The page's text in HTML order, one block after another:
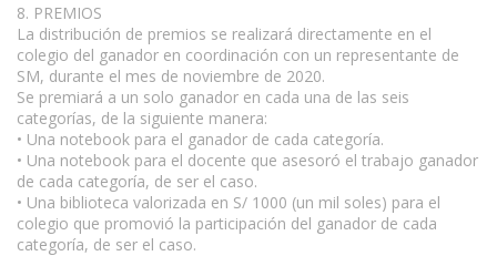
8. PREMIOS
La distribución de premios se realizará directamente en el
colegio del ganador en coordinación con un representante de
SM, durante el mes de noviembre de 2020.
Se premiará a un solo ganador en cada una de las seis
categorías, de la siguiente manera:
• Una notebook para el ganador de cada categoría.
• Una notebook para el docente que asesoró el trabajo ganador
de cada categoría, de ser el caso.
• Una biblioteca valorizada en S/ 1000 (un mil soles) para el
colegio que promovió la participación del ganador de cada
categoría, de ser el caso.